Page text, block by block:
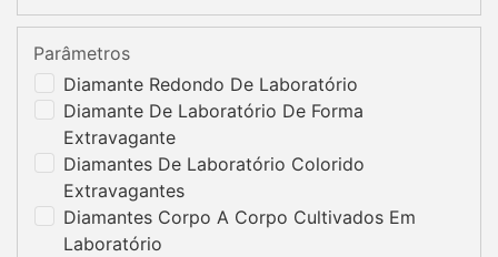
Diamante Redondo De Laboratório
Diamante De Laboratório De Forma
Extravagante
Diamantes De Laboratório Colorido
Extravagantes
Diamantes Corpo A Corpo Cultivados Em
Laboratório
Parâmetros